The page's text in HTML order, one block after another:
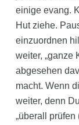
einige evang.
Hut ziehe.
einzuordnen
weiter, „ganze
abgesehen
macht. Wenn
weiter, denn
„überall